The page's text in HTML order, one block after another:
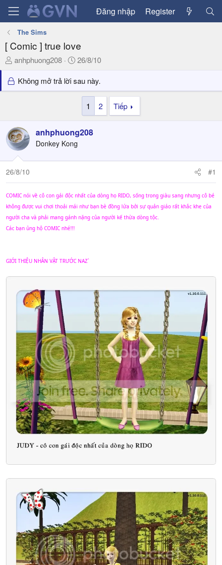
Đăng nhập Register
The Sims
[ Comic ] true love
T
r
e
t
a
r
e
r
anhphuong208
N
à
y
26/8/10
Không mở trả lời sau này.
1 2 Tiếp
anhphuong208
Donkey Kong
26/8/10 #1
COMIC nói về cô con gái độc nhất của dòng họ RIDO, sống trong giàu sang nhưng cô bé
không được vui chơi thoải mái như bạn bè đồng lứa bởi sự quản giáo rất khắc khe của
người cha và phải mang gánh nặng của người kế thừa dòng tộc.
Các bạn ủng hộ COMIC nhé!!!
GIỚI THIỆU NHÂN VẬT TRƯỚC NAZ`